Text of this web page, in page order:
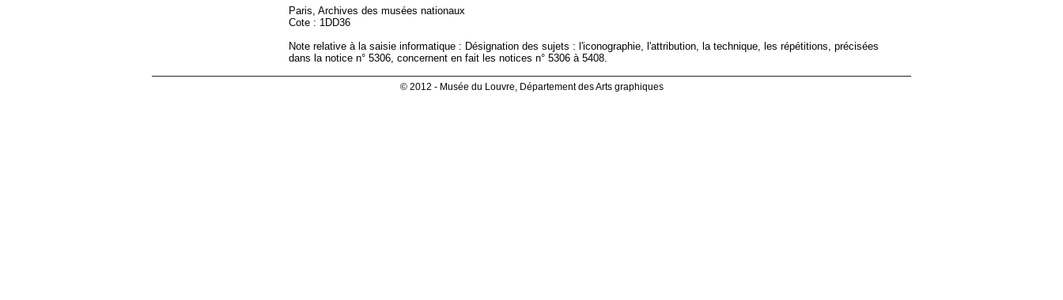
Paris, Archives des musées nationaux
Cote : 1DD36
Note relative à la saisie informatique : Désignation des sujets : l'iconographie, l'attribution, la technique, les répétitions, précisées
dans la notice n° 5306, concernent en fait les notices n° 5306 à 5408.
© 2012 - Musée du Louvre, Département des Arts graphiques